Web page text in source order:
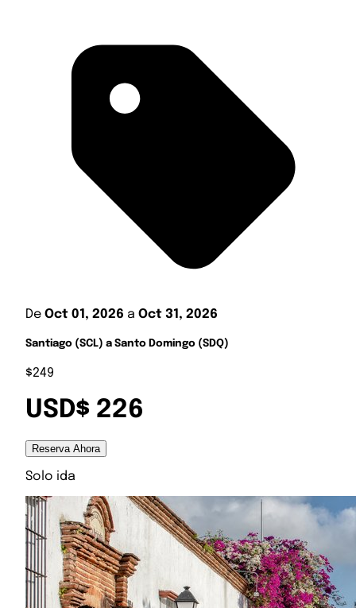
De Oct 01, 2026 a Oct 31, 2026
Santiago (SCL) a Santo Domingo (SDQ)
$249
USD$ 226
Reserva Ahora
Solo ida